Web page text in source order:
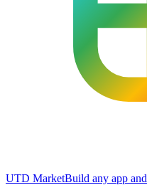
UTD MarketBuild any app